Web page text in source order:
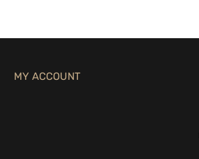
MY ACCOUNT